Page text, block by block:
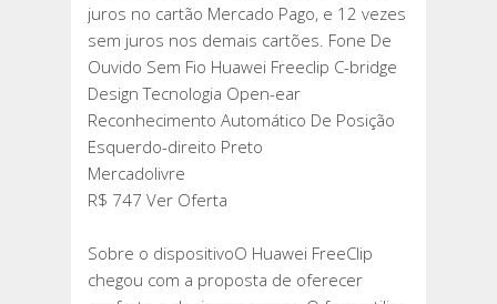
juros no cartão Mercado Pago, e 12 vezes
sem juros nos demais cartões. Fone De
Ouvido Sem Fio Huawei Freeclip C-bridge
Design Tecnologia Open-ear
Reconhecimento Automático De Posição
Esquerdo-direito Preto
Mercadolivre
R$ 747 Ver Oferta
Sobre o dispositivoO Huawei FreeClip
chegou com a proposta de oferecer